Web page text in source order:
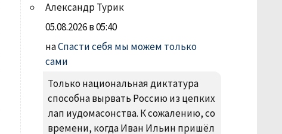
Александр Турик
05.08.2026 в 05:40
наСпасти себя мы можем только
сами
Только национальная диктатура
способна вырвать Россию из цепких
лап иудомасонства. К сожалению, со
времени, когда Иван Ильин пришёл